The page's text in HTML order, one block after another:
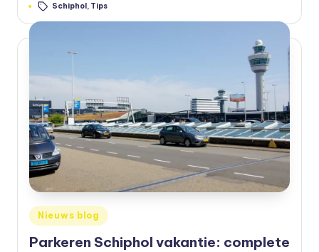
Tags: Schiphol , Tips
Geplaatst
in
Nieuws blog
Parkeren Schiphol vakantie: complete